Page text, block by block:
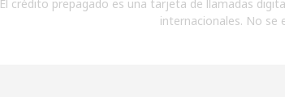
El crédito prepagado es una tarjeta de llamadas
internacionales. No se